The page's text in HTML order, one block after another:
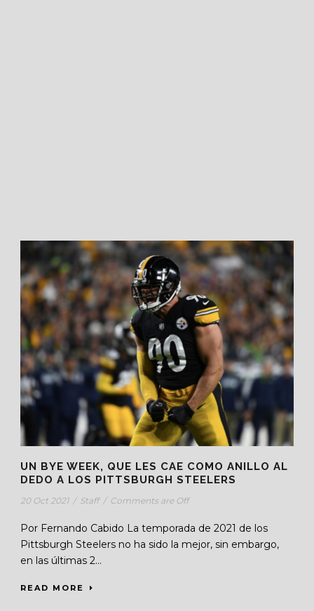
UN BYE WEEK, QUE LES CAE COMO ANILLO AL
DEDO A LOS PITTSBURGH STEELERS
20 Oct 2021 / Staff / Comments are Off
Por Fernando Cabido La temporada de 2021 de los
Pittsburgh Steelers no ha sido la mejor, sin embargo,
en las últimas 2...
READ MORE